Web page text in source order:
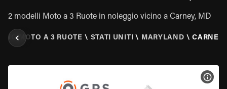
2 modelli Moto a 3 Ruote in noleggio vicino a Carney, MD
MOTO A 3 RUOTE \ STATI UNITI \ MARYLAND \ CARNEY,